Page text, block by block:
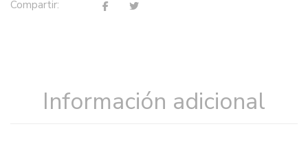
Compartir:
Información adicional